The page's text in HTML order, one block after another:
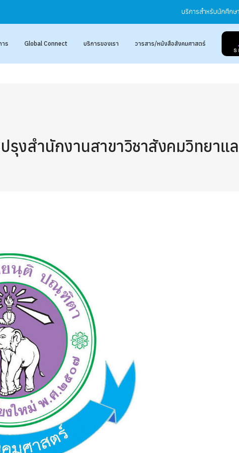
บริการสำหรับนักศึกษา
าร Global Connect บริการของเรา วารสาร/หนังสือสังคมศาสตร์
รุงสำนักงานสาขาวิชาสังคมวิทยาแ